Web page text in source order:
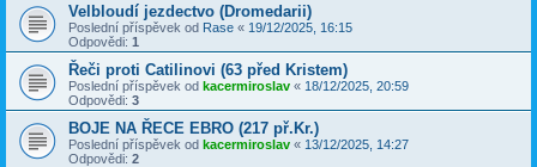
Velbloudí jezdectvo (Dromedarii)
Poslední příspěvek od Rase « 19/12/2025, 16:15
Odpovědi: 1
Řeči proti Catilinovi (63 před Kristem)
Poslední příspěvek od kacermiroslav « 18/12/2025, 20:59
Odpovědi: 3
BOJE NA ŘECE EBRO (217 př.Kr.)
Poslední příspěvek od kacermiroslav « 13/12/2025, 14:27
Odpovědi: 2